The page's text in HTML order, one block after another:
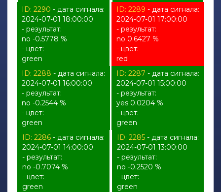
ID: 2290 - дата сигнала:
2024-07-01 18:00:00
- результат:
no -0.5778 %
- цвет:
green
ID: 2289 - дата сигнала:
2024-07-01 17:00:00
- результат:
no 0.6427 %
- цвет:
red
ID: 2288 - дата сигнала:
2024-07-01 16:00:00
- результат:
no -0.2544 %
- цвет:
green
ID: 2287 - дата сигнала:
2024-07-01 15:00:00
- результат:
yes 0.0204 %
- цвет:
green
ID: 2286 - дата сигнала:
2024-07-01 14:00:00
- результат:
no -0.7074 %
- цвет:
green
ID: 2285 - дата сигнала:
2024-07-01 13:00:00
- результат:
no -0.2520 %
- цвет:
green